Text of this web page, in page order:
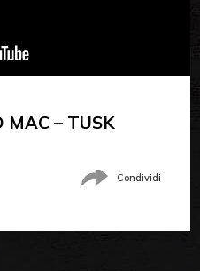
MAC – TUSK
Condividi